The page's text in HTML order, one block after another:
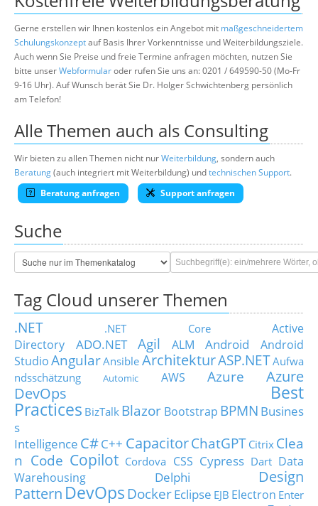
Gerne erstellen wir Ihnen kostenlos ein Angebot mit maßgeschneidertem
Schulungskonzeptauf Basis Ihrer Vorkenntnisse und Weiterbildungsziele.
Auch wenn Sie Preise und freie Termine anfragen möchten, nutzen Sie
bitte unserWebformularoder rufen Sie uns an: 0201 / 649590-50 (Mo-Fr
9-16 Uhr). Auf Wunsch berät Sie Dr. Holger Schwichtenberg persönlich
am Telefon!
Alle Themen auch als Consulting
Wir bieten zu allen Themen nicht nurWeiterbildung, sondern auch
Beratung(auch integriert mit Weiterbildung) undtechnischen Support.
Beratung anfragen
Support anfragen
Suche
Tag Cloud unserer Themen
.NET .NET Core
Active
Directory
ADO.NET Agil ALM Android
Android
StudioAngularAnsible ArchitekturASP.NETAufwa
ndsschätzung
Automic AWS Azure
Azure
DevOps
Best
Practices BizTalk Blazor Bootstrap BPMN Busines
s
Intelligence C#C++ CapacitorChatGPT Citrix Clea
n Code Copilot Cordova CSS Cypress Dart Data
Warehousing
Delphi
Design
Pattern DevOps DockerEclipse EJB Electron Enter